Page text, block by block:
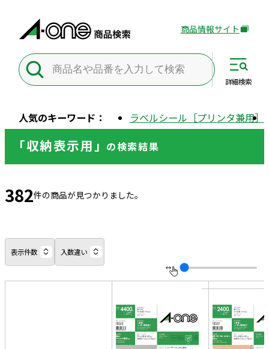
外
サ
別
ン
す
商品情報サイト
人気のキーワード： ラベルシール［プリンタ兼用］
詳細検索
「収納表示用」 の検索結果
382件の商品が見つかりました。
表示件数 入数違い